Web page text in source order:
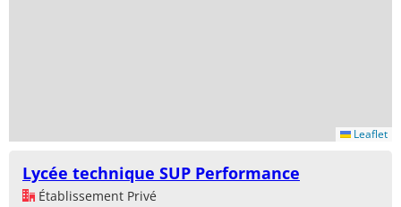
Leaflet
Lycée technique SUP Performance
Établissement Privé